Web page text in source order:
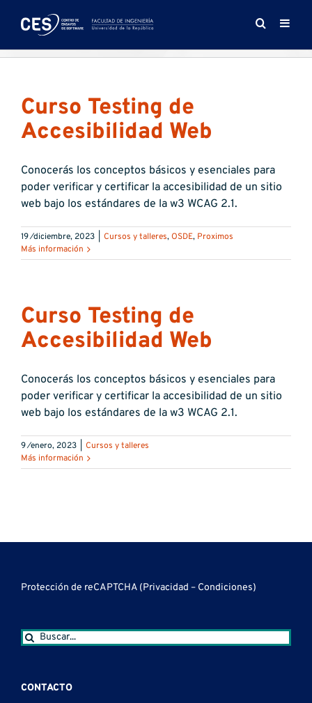
Curso Testing de
Accesibilidad Web
Conocerás los conceptos básicos y esenciales para
poder verificar y certificar la accesibilidad de un sitio
web bajo los estándares de la w3 WCAG 2.1.
19 ⁄diciembre, 2023 Cursos y talleres,OSDE, Proximos
Más información
Curso Testing de
Accesibilidad Web
Conocerás los conceptos básicos y esenciales para
poder verificar y certificar la accesibilidad de un sitio
web bajo los estándares de la w3 WCAG 2.1.
9 ⁄enero, 2023
Cursos y talleres
Más información
Protección de reCAPTCHA (Privacidad – Condiciones)
Buscar:
CONTACTO